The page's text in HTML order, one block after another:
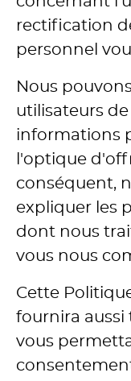
rectification
personnel
Nous
utilisateurs
informations
l'optique
conséquent,
expliquer les
dont nous
vous nous
Cette
fournira aussi
vous